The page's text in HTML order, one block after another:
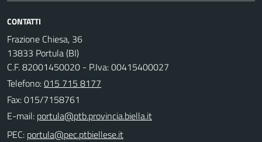
CONTATTI
Frazione Chiesa, 36
13833 Portula (BI)
C.F. 82001450020 - P.Iva: 00415400027
Telefono:015 715 8177
Fax: 015/7158761
E-mail:
PEC: